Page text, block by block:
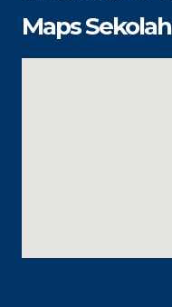
Maps Sekolah